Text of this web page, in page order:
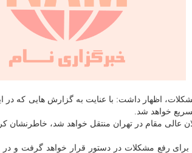
اظهار داشت: با عنایت به گزارش هایی که در
خواهد شد.
عالی مقام در تهران منتقل خواهد شد، خاطرنشان
برای رفع مشکلات در دستور قرار خواهد گرفت و در